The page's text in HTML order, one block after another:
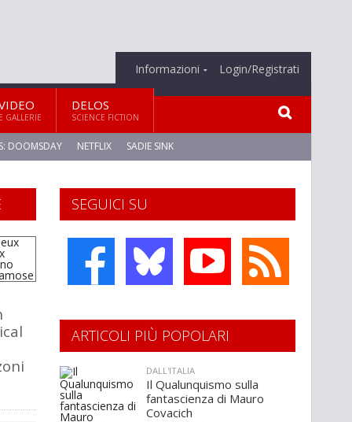
Informazioni Login/Registrati
E GALLERIE
DELOS
SCIENCE FICTION
DOOMSDAY NETFLIX SADIE SINK
SEGUICI SU
ARTICOLI PIÙ POPOLARI
DALL'ITALIA
Il Qualunquismo sulla
fantascienza di Mauro
Covacich